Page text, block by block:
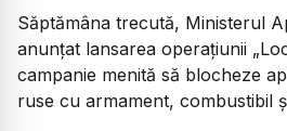
Săptămâna trecută, Ministerul
anunțat lansarea operațiunii
campanie menită să blocheze
ruse cu armament, combustibil